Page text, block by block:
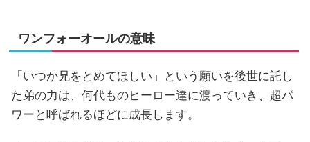
ワンフォーオールの意味
「いつか兄をとめてほしい」という願いを後世に託し
た弟の力は、何代ものヒーロー達に渡っていき、超パ
ワーと呼ばれるほどに成長します。